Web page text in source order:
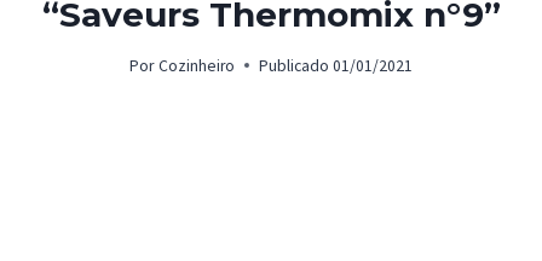
“Saveurs Thermomix n°9”
Por Cozinheiro Publicado 01/01/2021